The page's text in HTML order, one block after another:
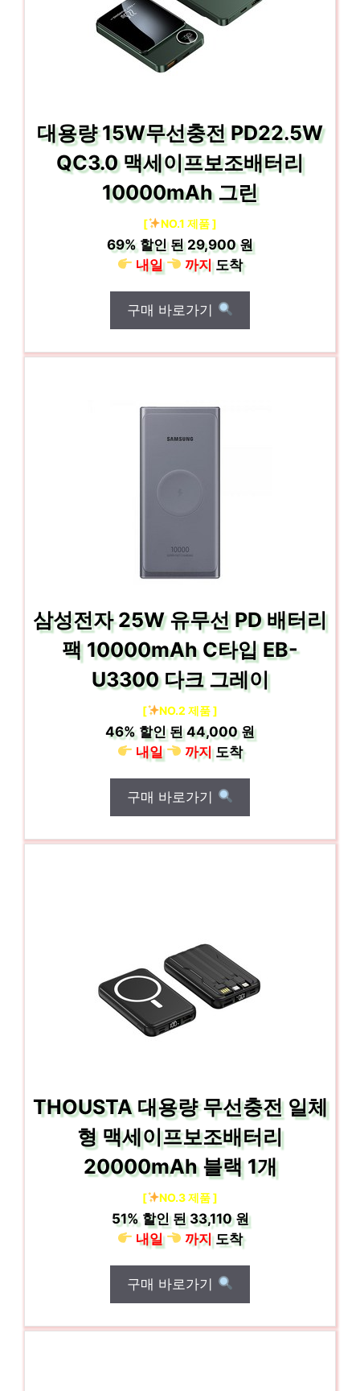
대용량 15W무선충전 PD22.5W
QC3.0 맥세이프보조배터리
10000mAh 그린
[ NO.1 제품 ]
69% 할인 된29,900 원
내일
까지도착
구매 바로가기
삼성전자 25W 유무선 PD 배터리
팩 10000mAh C타입 EB-
U3300 다크 그레이
[ NO.2 제품 ]
46% 할인 된44,000 원
내일
까지도착
구매 바로가기
THOUSTA 대용량 무선충전 일체
형 맥세이프보조배터리
20000mAh 블랙 1개
[ NO.3 제품 ]
51%할인 된33,110 원
내일
까지도착
구매 바로가기